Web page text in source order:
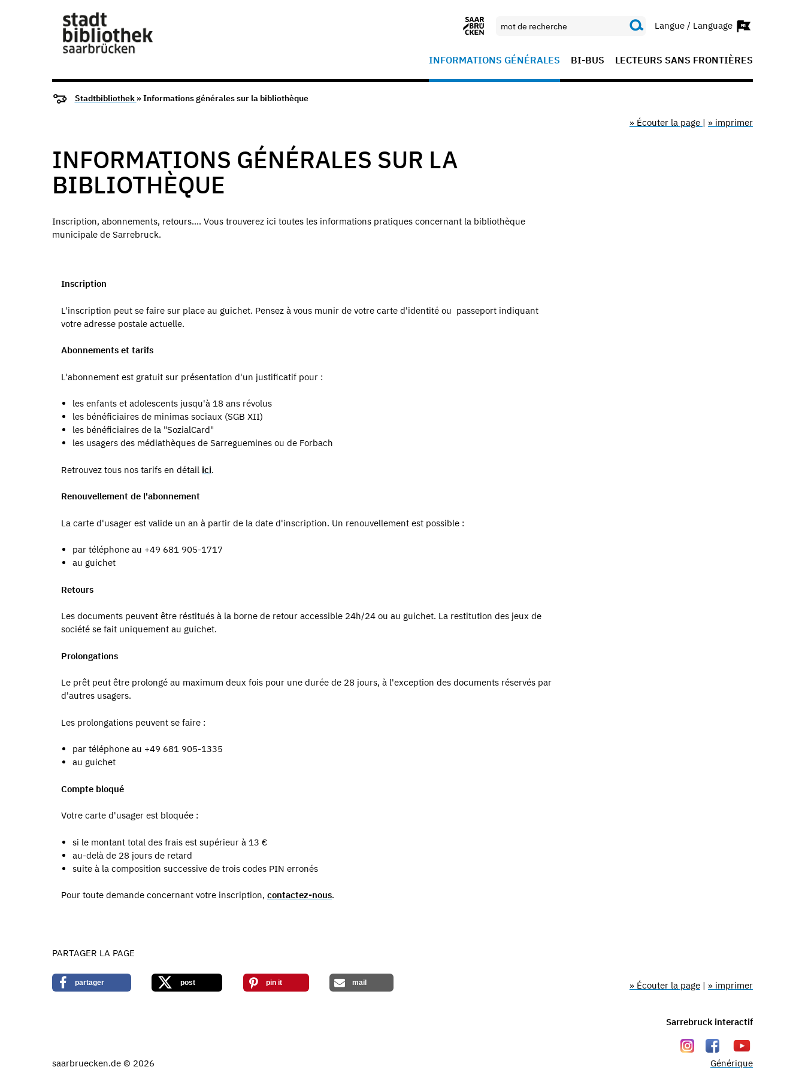
Langue / Language
INFORMATIONS GÉNÉRALES BI-BUS LECTEURS SANS FRONTIÈRES
Stadtbibliothek » Informations générales sur la bibliothèque
» Écouter la page | » imprimer
INFORMATIONS GÉNÉRALES SUR LA
BIBLIOTHÈQUE
Inscription, abonnements, retours.... Vous trouverez ici toutes les informations pratiques concernant la bibliothèque
municipale de Sarrebruck.
Inscription
L'inscription peut se faire sur place au guichet. Pensez à vous munir de votre carte d'identité ou passeport indiquant
votre adresse postale actuelle.
Abonnements et tarifs
L'abonnement est gratuit sur présentation d'un justificatif pour :
les enfants et adolescents jusqu'à 18 ans révolus
les bénéficiaires de minimas sociaux (SGB XII)
les bénéficiaires de la "SozialCard"
les usagers des médiathèques de Sarreguemines ou de Forbach
Retrouvez tous nos tarifs en détail ici.
Renouvellement de l'abonnement
La carte d'usager est valide un an à partir de la date d'inscription. Un renouvellement est possible :
par téléphone au +49 681 905-1717
au guichet
Retours
Les documents peuvent être réstitués à la borne de retour accessible 24h/24 ou au guichet. La restitution des jeux de
société se fait uniquement au guichet.
Prolongations
Le prêt peut être prolongé au maximum deux fois pour une durée de 28 jours, à l'exception des documents réservés par
d'autres usagers.
Les prolongations peuvent se faire :
par téléphone au +49 681 905-1335
au guichet
Compte bloqué
Votre carte d'usager est bloquée :
si le montant total des frais est supérieur à 13 €
au-delà de 28 jours de retard
suite à la composition successive de trois codes PIN erronés
Pour toute demande concernant votre inscription, contactez-nous.
PARTAGER LA PAGE
partager post pin it mail » Écouter la page | » imprimer
saarbruecken.de © 2026
Sarrebruck interactif
Générique